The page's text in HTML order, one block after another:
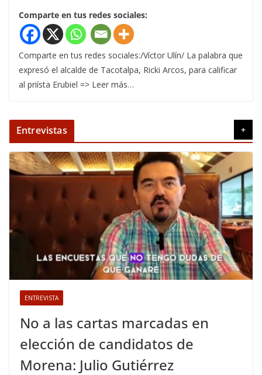
Comparte en tus redes sociales:
Comparte en tus redes sociales:/Víctor Ulín/ La palabra que
expresó el alcalde de Tacotalpa, Ricki Arcos, para calificar
al priísta Erubiel => Leer más…
Entrevistas +
ENTREVISTA
No a las cartas marcadas en
elección de candidatos de
Morena: Julio Gutiérrez